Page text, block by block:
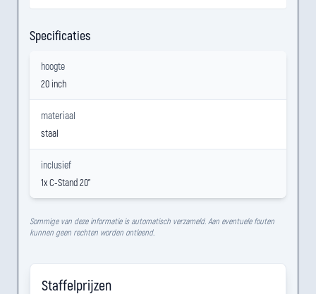
Specificaties
hoogte
20 inch
materiaal
staal
inclusief
1x C-Stand 20"
Sommige van deze informatie is automatisch verzameld. Aan eventuele fouten
kunnen geen rechten worden ontleend.
Staffelprijzen